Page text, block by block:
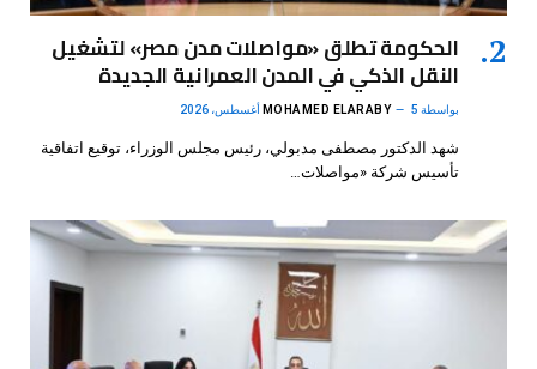
الحكومة تطلق «مواصلات مدن مصر» لتشغيل
النقل الذكي في المدن العمرانية الجديدة
بواسطة MOHAMED ELARABY 5 أغسطس، 2026
شهد الدكتور مصطفى مدبولي، رئيس مجلس الوزراء، توقيع اتفاقية
تأسيس شركة «مواصلات…